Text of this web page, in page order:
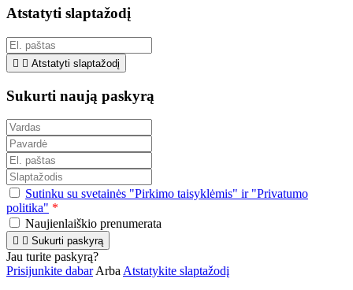
Atstatyti slaptažodį
  Atstatyti slaptažodį
Sukurti naują paskyrą
Sutinku su svetainės "Pirkimo taisyklėmis" ir "Privatumo
politika" *
Naujienlaiškio prenumerata
  Sukurti paskyrą
Jau turite paskyrą?
Prisijunkite dabarArba Atstatykite slaptažodį